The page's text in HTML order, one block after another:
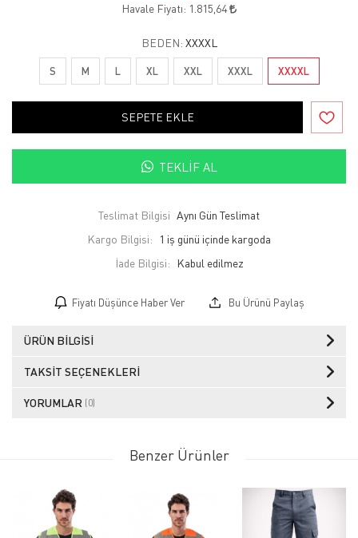
Havale Fiyatı: 1.815,64
BEDEN: XXXXL
S M L XL XXL XXXL XXXXL
SEPETE EKLE
TEKLIF AL
Teslimat Bilgisi Aynı Gün Teslimat
Kargo Bilgisi:
1 iş günü içinde kargoda
İade Bilgisi:
Fiyatı Düşünce Haber Ver Bu Ürünü Paylaş
ÜRÜN BILGISI
TAKSIT SEÇENEKLERI
YORUMLAR (0)
Benzer Ürünler